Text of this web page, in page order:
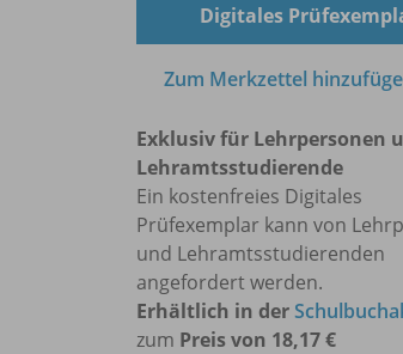
Digitales
Zum Merkzettel
Exklusiv für Lehrpersonen
Lehramtsstudierende
Ein kostenfreies Digitales
Prüfexemplar kann von
und Lehramtsstudierenden
angefordert werden.
Erhältlich in der
zum Preis von 18,17 €